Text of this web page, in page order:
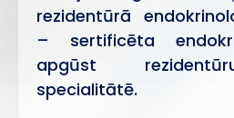
rezidentūrā
– sertificēta
apgūst
specialitātē.